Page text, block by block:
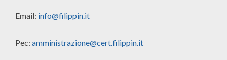
Email: info@filippin.it
Pec: amministrazione@cert.filippin.it